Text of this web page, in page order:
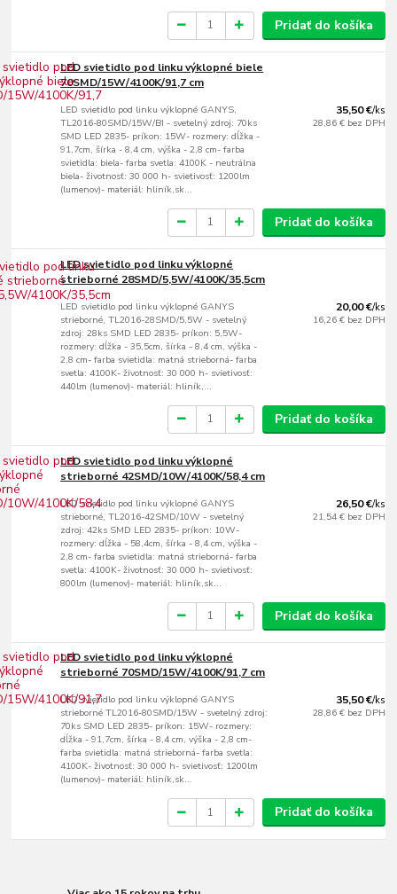
Pridať do košíka
LED svietidlo pod linku výklopné biele
70SMD/15W/4100K/91,7 cm
LED svietidlo pod linku výklopné GANYS,
TL2016-80SMD/15W/BI - svetelný zdroj: 70ks
SMD LED 2835- príkon: 15W- rozmery: dĺžka -
91,7cm, šírka - 8,4 cm, výška - 2,8 cm- farba
svietidla: biela- farba svetla: 4100K - neutrálna
biela- životnosť: 30 000 h- svietivosť: 1200lm
(lumenov)- materiál: hliník,sk...
35,50 €/ks
28,86 € bez DPH
Pridať do košíka
LED svietidlo pod linku výklopné
strieborné 28SMD/5,5W/4100K/35,5cm
LED svietidlo pod linku výklopné GANYS
strieborné, TL2016-28SMD/5,5W - svetelný
zdroj: 28ks SMD LED 2835- príkon: 5,5W-
rozmery: dĺžka - 35,5cm, šírka - 8,4 cm, výška -
2,8 cm- farba svietidla: matná strieborná- farba
svetla: 4100K- životnosť: 30 000 h- svietivosť:
440lm (lumenov)- materiál: hliník,...
20,00 €/ks
16,26 € bez DPH
Pridať do košíka
LED svietidlo pod linku výklopné
strieborné 42SMD/10W/4100K/58,4 cm
LED svietidlo pod linku výklopné GANYS
strieborné, TL2016-42SMD/10W - svetelný
zdroj: 42ks SMD LED 2835- príkon: 10W-
rozmery: dĺžka - 58,4cm, šírka - 8,4 cm, výška -
2,8 cm- farba svietidla: matná strieborná- farba
svetla: 4100K- životnosť: 30 000 h- svietivosť:
800lm (lumenov)- materiál: hliník,sk...
26,50 €/ks
21,54 € bez DPH
Pridať do košíka
LED svietidlo pod linku výklopné
strieborné 70SMD/15W/4100K/91,7 cm
LED svietidlo pod linku výklopné GANYS
strieborné TL2016-80SMD/15W - svetelný zdroj:
70ks SMD LED 2835- príkon: 15W- rozmery:
dĺžka - 91,7cm, šírka - 8,4 cm, výška - 2,8 cm-
farba svietidla: matná strieborná- farba svetla:
4100K- životnosť: 30 000 h- svietivosť: 1200lm
(lumenov)- materiál: hliník,sk...
35,50 €/ks
28,86 € bez DPH
Pridať do košíka